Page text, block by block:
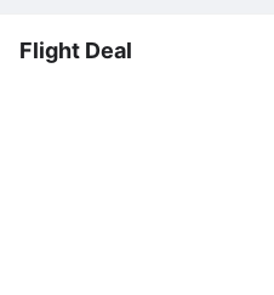
Flight Deal